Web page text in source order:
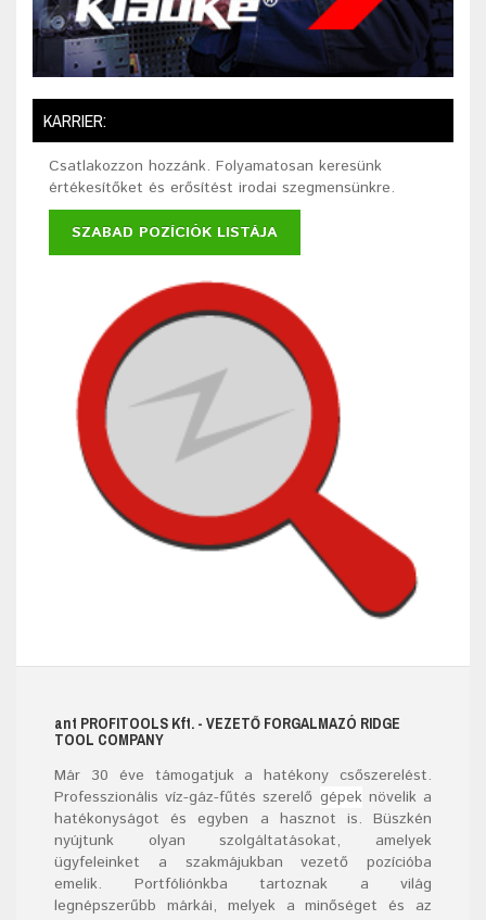
KARRIER:
Csatlakozzon hozzánk. Folyamatosan keresünk
értékesítőket és erősítést irodai szegmensünkre.
SZABAD POZÍCIÓK LISTÁJA
ant PROFITOOLS Kft. - VEZETŐ FORGALMAZÓ RIDGE
TOOL COMPANY
Már 30 éve támogatjuk a hatékony csőszerelést.
Professzionális víz-gáz-fűtés szerelő gépeknövelik a
hatékonyságot és egyben a hasznot is. Büszkén
nyújtunk olyan szolgáltatásokat, amelyek
ügyfeleinket a szakmájukban vezető pozícióba
emelik. Portfóliónkba tartoznak a világ
legnépszerűbb márkái, melyek a minőséget és az